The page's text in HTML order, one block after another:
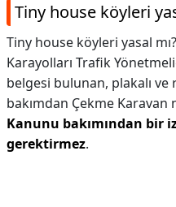
Tiny house köyleri
Tiny house köyleri yasal
Karayolları Trafik
belgesi bulunan, plakalı ve
bakımdan Çekme Karavan
Kanunu bakımından bir
gerektirmez.